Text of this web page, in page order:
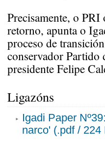
Precisamente, o
retorno, apunta o
proceso de
conservador
presidente Felipe
Ligazóns
Igadi Paper
narco' (.pdf / 224